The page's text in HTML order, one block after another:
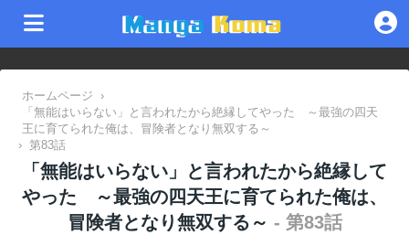
ホームページ
›
「無能はいらない」と言われたから絶縁してやった ～最強の四天
王に育てられた俺は、冒険者となり無双する～
› 第83話
「無能はいらない」と言われたから絶縁して
やった ～最強の四天王に育てられた俺は、
冒険者となり無双する～ - 第83話